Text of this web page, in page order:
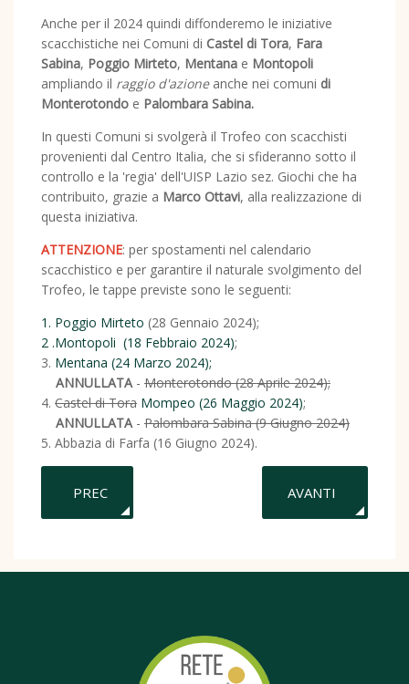
Anche per il 2024 quindi diffonderemo le iniziative
scacchistiche nei Comuni di Castel di Tora, Fara
Sabina, Poggio Mirteto, Mentana e Montopoli
ampliando il raggio d'azioneanche nei comuni di
Monterotondo e Palombara Sabina.
In questi Comuni si svolgerà il Trofeo con scacchisti
provenienti dal Centro Italia, che si sfideranno sotto il
controllo e la 'regia' dell'UISP Lazio sez. Giochi che ha
contribuito, grazie a Marco Ottavi, alla realizzazione di
questa iniziativa.
ATTENZIONE: per spostamenti nel calendario
scacchistico e per garantire il naturale svolgimento del
Trofeo, le tappe previste sono le seguenti:
1. Poggio Mirteto (28 Gennaio 2024);
2 .Montopoli (18 Febbraio 2024);
3. Mentana (24 Marzo 2024);
ANNULLATA - Monterotondo (28 Aprile 2024);
4. Castel di Tora Mompeo (26 Maggio 2024);
ANNULLATA - Palombara Sabina (9 Giugno 2024)
5. Abbazia di Farfa (16 Giugno 2024).
ARTICOLO PRECEDENTE: FARFA 16 GIUGNO 2024
PREC ARTICOLO
AVANTI